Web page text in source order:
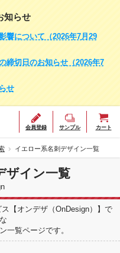
知らせ
響について（2026年7月29
締切日のお知らせ（2026年7
せ
会員登録 サンプル カート
イエロー系名刺デザイン一覧
ザイン一覧
【オンデザ（OnDesign）】で
一覧ページです。